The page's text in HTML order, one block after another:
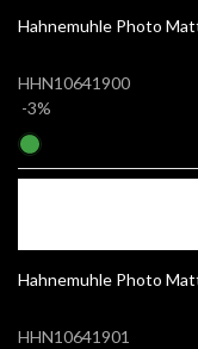
HHN10641900
-3%
HHN10641901